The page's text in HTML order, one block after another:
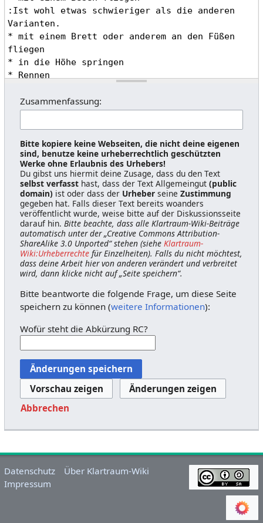
Zusammenfassung:
Bitte kopiere keine Webseiten, die nicht deine eigenen
sind, benutze keine urheberrechtlich geschützten
Werke ohne Erlaubnis des Urhebers!
Du gibst uns hiermit deine Zusage, dass du den Text
selbst verfasst hast, dass der Text Allgemeingut(public
domain) ist oder dass der Urheber seineZustimmung
gegeben hat. Falls dieser Text bereits woanders
veröffentlicht wurde, weise bitte auf der Diskussionsseite
darauf hin.Bitte beachte, dass alle Klartraum-Wiki-Beiträge
automatisch unter der „Creative Commons Attribution-
ShareAlike 3.0 Unported“ stehen (sieheKlartraum-
Wiki:Urheberrechte für Einzelheiten). Falls du nicht möchtest,
dass deine Arbeit hier von anderen verändert und verbreitet
wird, dann klicke nicht auf „Seite speichern“.
Bitte beantworte die folgende Frage, um diese Seite
speichern zu können (weitere Informationen):
Wofür steht die Abkürzung RC?
Abbrechen
Datenschutz
Über Klartraum-Wiki
Impressum